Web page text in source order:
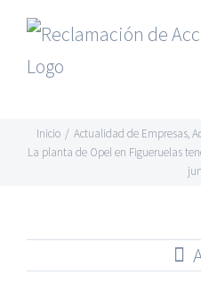
Saltar
contenido
Inicio / Actualidad de Empresas,
La planta de Opel en Figueruelas